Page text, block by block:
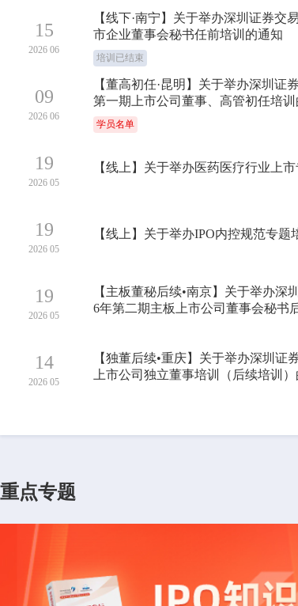
15
2026 06
【线下·南宁】关于举办深圳证券交
市企业董事会秘书任前培训的通知
培训已结束
09
2026 06
【董高初任·昆明】关于举办深圳证
第一期上市公司董事、高管初任培训
学员名单
19
2026 05
【线上】关于举办医药医疗行业上
19
2026 05
【线上】关于举办IPO内控规范专题
19
2026 05
【主板董秘后续•南京】关于举办深
6年第二期主板上市公司董事会秘书
14
2026 05
【独董后续•重庆】关于举办深圳证
上市公司独立董事培训（后续培训
重点专题